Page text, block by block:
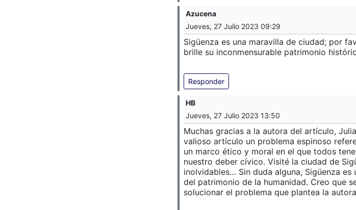
Azucena
Jueves, 27 Julio 2023 09:29
Sigüenza es una maravilla de ciudad; por
brille su inconmensurable patrimonio
Responder
HB
Jueves, 27 Julio 2023 13:50
Muchas gracias a la autora del artículo,
valioso artículo un problema espinoso
un marco ético y moral en el que todos
nuestro deber cívico. Visité la ciudad de
inolvidables… Sin duda alguna, Sigüenza
del patrimonio de la humanidad. Creo que
solucionar el problema que plantea la